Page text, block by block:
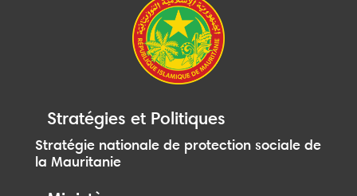
Stratégies et Politiques
Stratégie nationale de protection sociale de
la Mauritanie